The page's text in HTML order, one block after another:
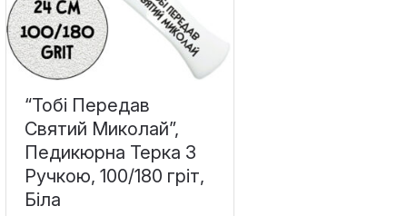
“Тобі Передав
Святий Миколай”,
Педикюрна Терка З
Ручкою, 100/180 гріт,
Біла